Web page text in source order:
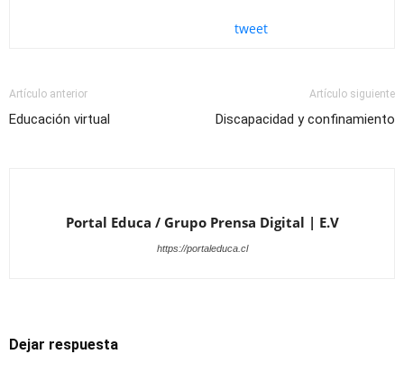
tweet
Artículo anterior
Educación virtual
Artículo siguiente
Discapacidad y confinamiento
Portal Educa / Grupo Prensa Digital | E.V
https://portaleduca.cl
Dejar respuesta